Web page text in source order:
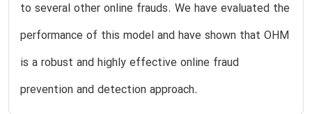
to several other online frauds. We have evaluated the
performance of this model and have shown that OHM
is a robust and highly effective online fraud
prevention and detection approach.